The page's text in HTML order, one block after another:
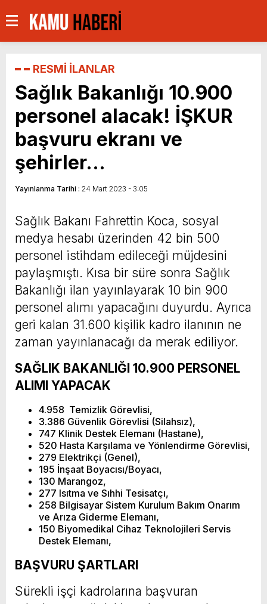
RESMİ İLANLAR
Sağlık Bakanlığı 10.900
personel alacak! İŞKUR
başvuru ekranı ve
şehirler…
Yayınlanma Tarihi : 24 Mart 2023 - 3:05
Sağlık Bakanı Fahrettin Koca, sosyal
medya hesabı üzerinden 42 bin 500
personel istihdam edileceği müjdesini
paylaşmıştı. Kısa bir süre sonra Sağlık
Bakanlığı ilan yayınlayarak 10 bin 900
personel alımı yapacağını duyurdu. Ayrıca
geri kalan 31.600 kişilik kadro ilanının ne
zaman yayınlanacağı da merak ediliyor.
SAĞLIK BAKANLIĞI 10.900 PERSONEL
ALIMI YAPACAK
4.958 Temizlik Görevlisi,
3.386 Güvenlik Görevlisi (Silahsız),
747 Klinik Destek Elemanı (Hastane),
520 Hasta Karşılama ve Yönlendirme Görevlisi,
279 Elektrikçi (Genel),
195 İnşaat Boyacısı/Boyacı,
130 Marangoz,
277 Isıtma ve Sıhhi Tesisatçı,
258 Bilgisayar Sistem Kurulum Bakım Onarım
ve Arıza Giderme Elemanı,
150 Biyomedikal Cihaz Teknolojileri Servis
Destek Elemanı,
BAŞVURU ŞARTLARI
Sürekli işçi kadrolarına başvuran